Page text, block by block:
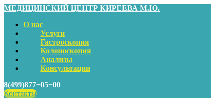
МЕДИЦИНСКИЙ ЦЕНТР КИРЕЕВА М.Ю.
О нас
Услуги
Гастроскопия
Колоноскопия
Анализы
Консультации
8(499)877−05−00
Контакты